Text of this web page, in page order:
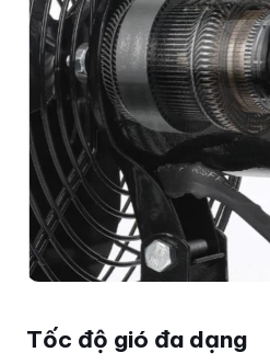
Tốc độ gió đa dạng